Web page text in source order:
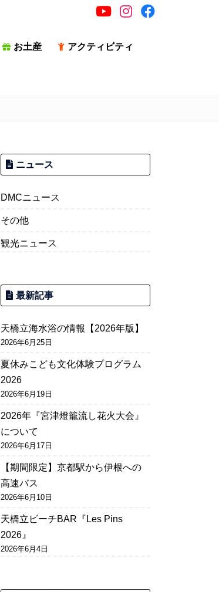
お土産 アクティビティ
ニュース
DMCニュース
その他
観光ニュース
最新記事
天橋立海水浴の情報【2026年版】
2026年6月25日
夏休みこども文化体験プログラム
2026
2026年6月19日
2026年『宮津燈籠流し花火大会』
について
2026年6月17日
【期間限定】京都駅から伊根への
高速バス
2026年6月10日
天橋立ビーチBAR『Les Pins
2026』
2026年6月4日